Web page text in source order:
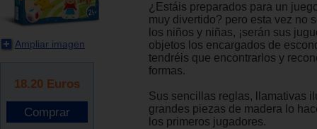
Ampliar imagen
18.20 Euros
¿Estáis preparados para un
muy divertido? pero esta vez no
los niños y niñas, ¡serán sus
objetos los encargados de
tendréis que encontrarlos y
formas.
Sus sencillas reglas, llamativas
grandes piezas de madera lo
los primeros jugadores.